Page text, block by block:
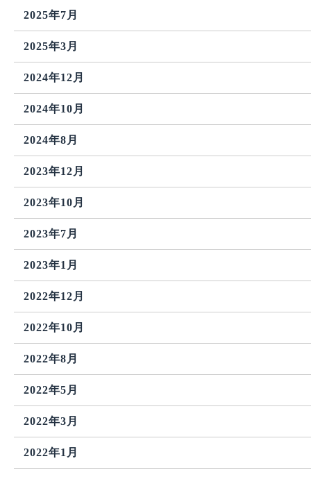
2025年7月
2025年3月
2024年12月
2024年10月
2024年8月
2023年12月
2023年10月
2023年7月
2023年1月
2022年12月
2022年10月
2022年8月
2022年5月
2022年3月
2022年1月